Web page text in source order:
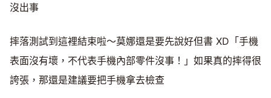
沒出事
摔落測試到這裡結束啦～莫娜還是要先說好但書 XD「手機
表面沒有壞，不代表手機內部零件沒事！」如果真的摔得很
誇張，那還是建議要把手機拿去檢查